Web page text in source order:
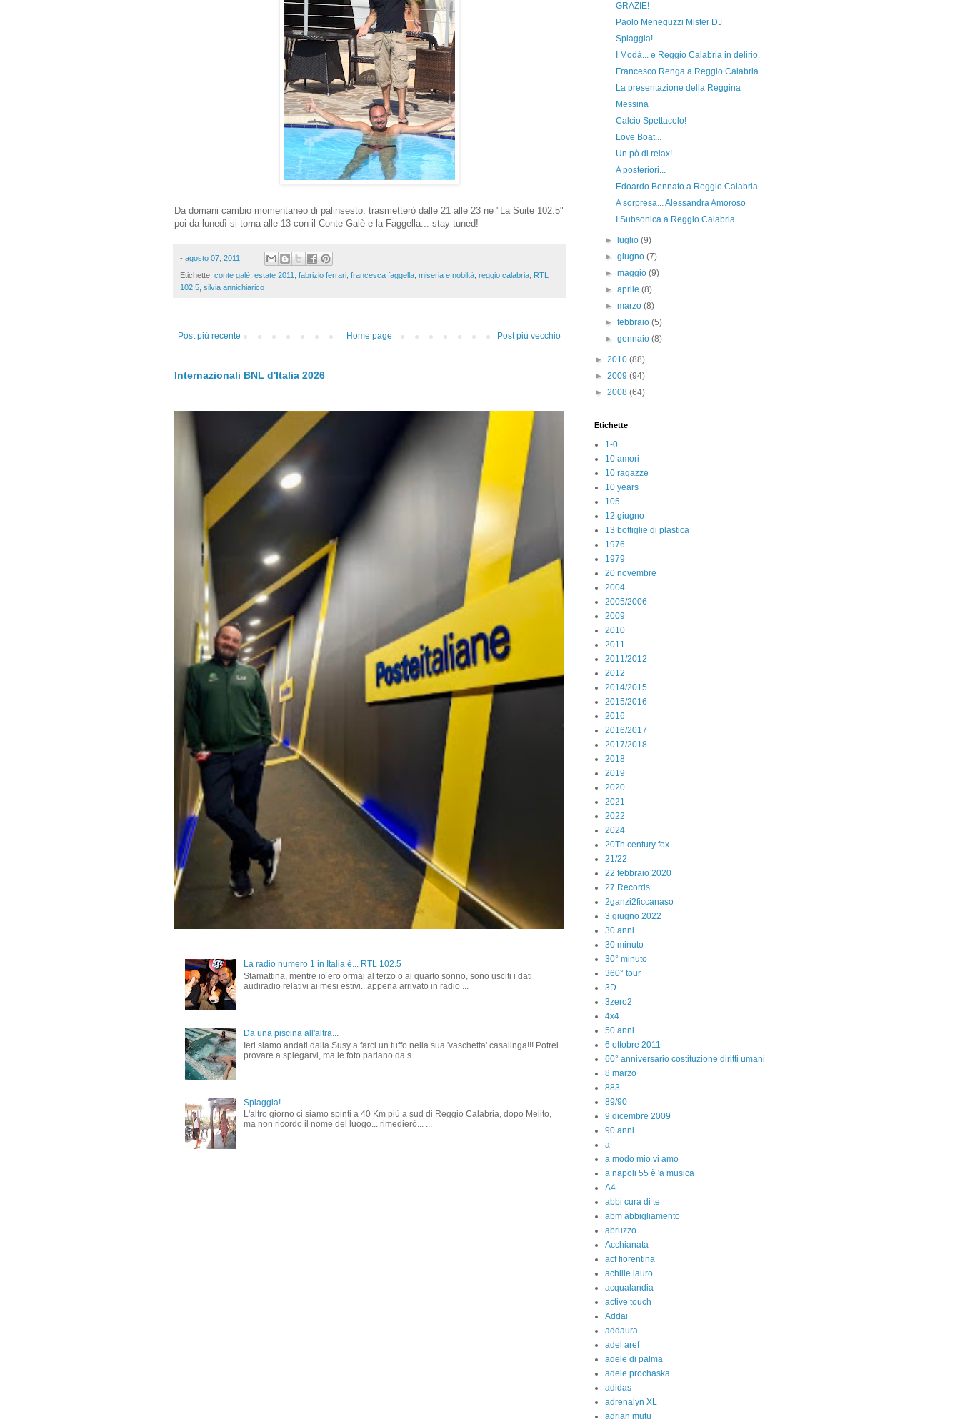
Da domani cambio momentaneo di palinsesto: trasmetterò dalle 21 alle 23 ne "La Suite 102.5"
poi da lunedì si torna alle 13 con il Conte Galè e la Faggella... stay tuned!
- agosto 07, 2011
Etichette: conte galè estate 2011 fabrizio ferrari francesca faggella miseria e nobiltà reggio calabria RTL
102.5 silvia annichiarico
Post più recente Post più vecchio
Home page
Internazionali BNL d'Italia 2026
...
La radio numero 1 in Italia è... RTL 102.5
Stamattina, mentre io ero ormai al terzo o al quarto sonno, sono usciti i dati
audiradio relativi ai mesi estivi...appena arrivato in radio ...
Da una piscina all'altra...
Ieri siamo andati dalla Susy a farci un tuffo nella sua 'vaschetta' casalinga!!! Potrei
provare a spiegarvi, ma le foto parlano da s...
Spiaggia!
L'altro giorno ci siamo spinti a 40 Km più a sud di Reggio Calabria, dopo Melito,
ma non ricordo il nome del luogo... rimedierò... ...
GRAZIE!
Paolo Meneguzzi Mister DJ
Spiaggia!
I Modà... e Reggio Calabria in delirio.
Francesco Renga a Reggio Calabria
La presentazione della Reggina
Messina
Calcio Spettacolo!
Love Boat...
Un pò di relax!
A posteriori...
Edoardo Bennato a Reggio Calabria
A sorpresa... Alessandra Amoroso
I Subsonica a Reggio Calabria
► luglio(9)
►giugno(7)
►maggio(9)
►aprile(8)
►marzo(8)
►febbraio(5)
►gennaio(8)
► 2010 (88)
► 2009 (94)
► 2008 (64)
Etichette
1-0
10 amori
10 ragazze
10 years
105
12 giugno
13 bottiglie di plastica
1976
1979
20 novembre
2004
2005/2006
2009
2010
2011
2011/2012
2012
2014/2015
2015/2016
2016
2016/2017
2017/2018
2018
2019
2020
2021
2022
2024
20Th century fox
21/22
22 febbraio 2020
27 Records
2ganzi2ficcanaso
3 giugno 2022
30 anni
30 minuto
30° minuto
360° tour
3D
3zero2
4x4
50 anni
6 ottobre 2011
60° anniversario costituzione diritti umani
8 marzo
883
89/90
9 dicembre 2009
90 anni
a
a modo mio vi amo
a napoli 55 è 'a musica
A4
abbi cura di te
abm abbigliamento
abruzzo
Acchianata
acf fiorentina
achille lauro
acqualandia
active touch
Addai
addaura
adel aref
adele di palma
adele prochaska
adidas
adrenalyn XL
adrian mutu